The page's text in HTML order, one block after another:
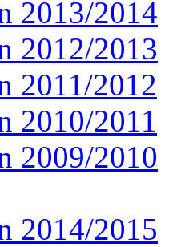
2013/2014
2012/2013
2011/2012
2010/2011
2009/2010
2014/2015